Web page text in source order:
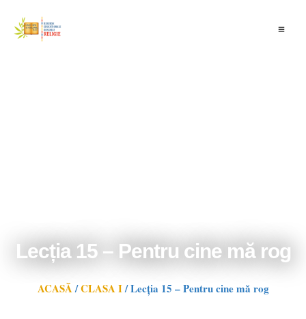
content
Lecția 15 – Pentru cine mă rog
ACASĂ/CLASA I/Lecția 15 – Pentru cine mă rog